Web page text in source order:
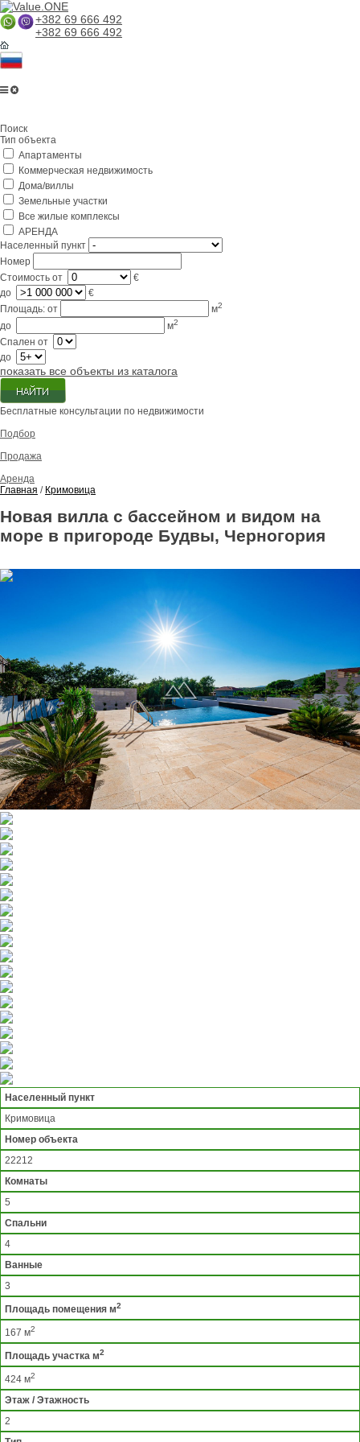
+382 69 666 492
+382 69 666 492
Lifestyle
Контакты
Поиск
Тип объекта
Апартаменты
Коммерческая недвижимость
Дома/виллы
Земельные участки
Все жилые комплексы
АРЕНДА
Населенный пункт
Номер
Стоимость от
€
до
€
Площадь: от м2
до м2
Спален от
до
показать все объекты из каталога
Бесплатные консультации по недвижимости
Подбор
Продажа
Аренда
Главная / Кримовица
Новая вилла с бассейном и видом на
море в пригороде Будвы, Черногория
Населенный пункт
Кримовица
Номер объекта
22212
Комнаты
5
Спальни
4
Ванные
3
Площадь помещения м2
167 м2
Площадь участка м2
424 м2
Этаж / Этажность
2